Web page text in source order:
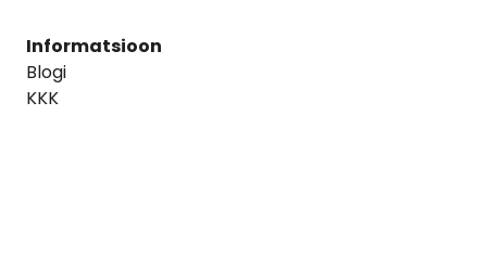
Informatsioon
Blogi
KKK